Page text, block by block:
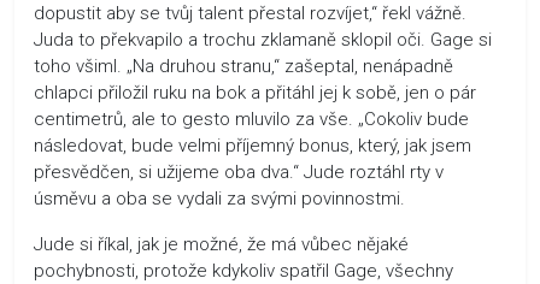
dopustit aby se tvůj talent přestal rozvíjet,“ řekl vážně.
Juda to překvapilo a trochu zklamaně sklopil oči. Gage si
toho všiml. „Na druhou stranu,“ zašeptal, nenápadně
chlapci přiložil ruku na bok a přitáhl jej k sobě, jen o pár
centimetrů, ale to gesto mluvilo za vše. „Cokoliv bude
následovat, bude velmi příjemný bonus, který, jak jsem
přesvědčen, si užijeme oba dva.“ Jude roztáhl rty v
úsměvu a oba se vydali za svými povinnostmi.
Jude si říkal, jak je možné, že má vůbec nějaké
pochybnosti, protože kdykoliv spatřil Gage, všechny